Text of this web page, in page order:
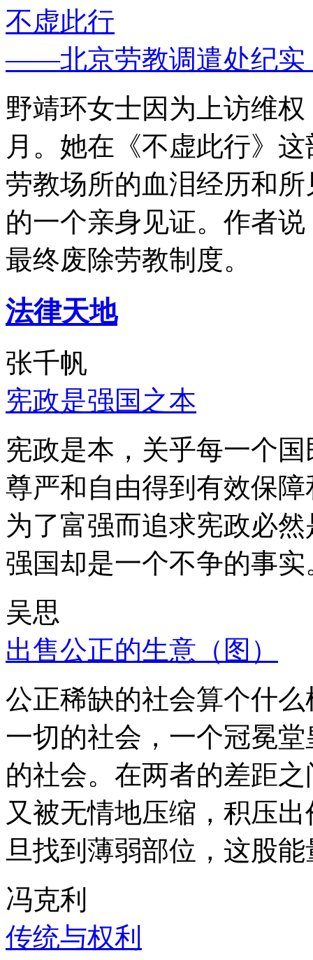
不虚此行
——北京劳教调遣处纪实
野靖环女士因为上访维
月。她在《不虚此行》
劳教场所的血泪经历和
的一个亲身见证。作者
最终废除劳教制度。
法律天地
张千帆
宪政是强国之本
宪政是本，关乎每一个
尊严和自由得到有效保
为了富强而追求宪政必
强国却是一个不争的事实
吴思
出售公正的生意（图）
公正稀缺的社会算个什
一切的社会，一个冠冕
的社会。在两者的差距
又被无情地压缩，积压
旦找到薄弱部位，这股
冯克利
传统与权利